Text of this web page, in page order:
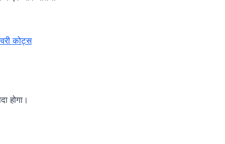
कोट्स
होगा।